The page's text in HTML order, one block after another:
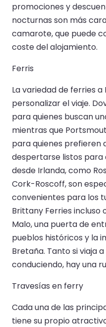
promociones y
nocturnas son más
camarote, que puede
coste del alojamiento.
Ferris
La variedad de ferries
personalizar el viaje.
para quienes buscan
mientras que
para quienes prefieren
despertarse listos para
desde Irlanda, como
Cork-Roscoff, son
convenientes para los
Brittany Ferries incluso
Malo, una puerta de
pueblos históricos y la
Bretaña. Tanto si viaja
conduciendo, hay una
Travesías en ferry
Cada una de las
tiene su propio